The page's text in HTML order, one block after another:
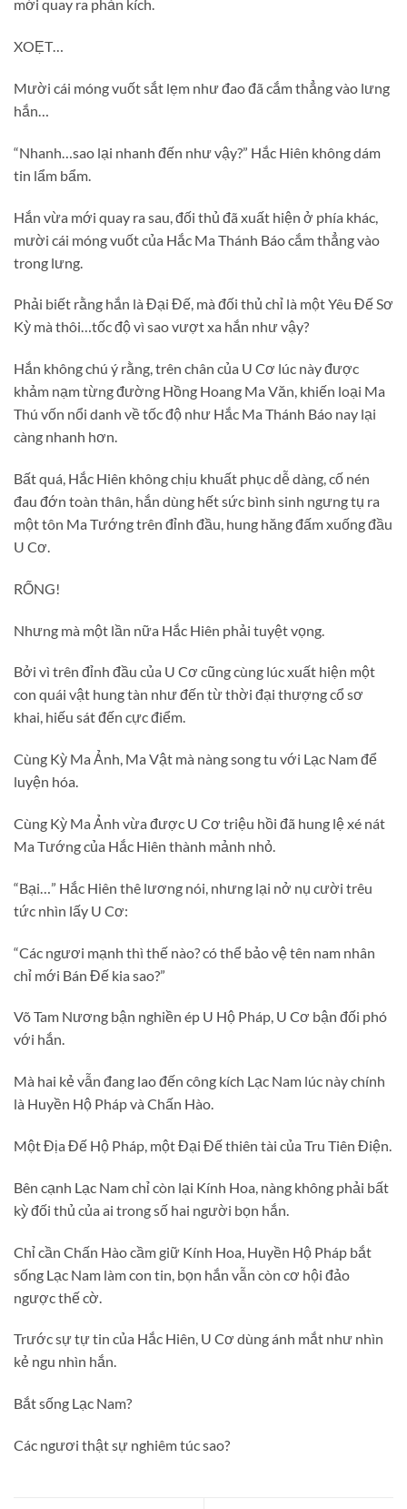
mới quay ra phản kích.
XOẸT…
Mười cái móng vuốt sắt lẹm như đao đã cắm thẳng vào lưng
hắn…
“Nhanh…sao lại nhanh đến như vậy?” Hắc Hiên không dám
tin lẩm bẩm.
Hắn vừa mới quay ra sau, đối thủ đã xuất hiện ở phía khác,
mười cái móng vuốt của Hắc Ma Thánh Báo cắm thẳng vào
trong lưng.
Phải biết rằng hắn là Đại Đế, mà đối thủ chỉ là một Yêu Đế Sơ
Kỳ mà thôi…tốc độ vì sao vượt xa hắn như vậy?
Hắn không chú ý rằng, trên chân của U Cơ lúc này được
khảm nạm từng đường Hồng Hoang Ma Văn, khiến loại Ma
Thú vốn nổi danh về tốc độ như Hắc Ma Thánh Báo nay lại
càng nhanh hơn.
Bất quá, Hắc Hiên không chịu khuất phục dễ dàng, cố nén
đau đớn toàn thân, hắn dùng hết sức bình sinh ngưng tụ ra
một tôn Ma Tướng trên đỉnh đầu, hung hăng đấm xuống đầu
U Cơ.
RỐNG!
Nhưng mà một lần nữa Hắc Hiên phải tuyệt vọng.
Bởi vì trên đỉnh đầu của U Cơ cũng cùng lúc xuất hiện một
con quái vật hung tàn như đến từ thời đại thượng cổ sơ
khai, hiếu sát đến cực điểm.
Cùng Kỳ Ma Ảnh, Ma Vật mà nàng song tu với Lạc Nam để
luyện hóa.
Cùng Kỳ Ma Ảnh vừa được U Cơ triệu hồi đã hung lệ xé nát
Ma Tướng của Hắc Hiên thành mảnh nhỏ.
“Bại…” Hắc Hiên thê lương nói, nhưng lại nở nụ cười trêu
tức nhìn lấy U Cơ:
“Các ngươi mạnh thì thế nào? có thể bảo vệ tên nam nhân
chỉ mới Bán Đế kia sao?”
Võ Tam Nương bận nghiền ép U Hộ Pháp, U Cơ bận đối phó
với hắn.
Mà hai kẻ vẫn đang lao đến công kích Lạc Nam lúc này chính
là Huyền Hộ Pháp và Chấn Hào.
Một Địa Đế Hộ Pháp, một Đại Đế thiên tài của Tru Tiên Điện.
Bên cạnh Lạc Nam chỉ còn lại Kính Hoa, nàng không phải bất
kỳ đối thủ của ai trong số hai người bọn hắn.
Chỉ cần Chấn Hào cầm giữ Kính Hoa, Huyền Hộ Pháp bắt
sống Lạc Nam làm con tin, bọn hắn vẫn còn cơ hội đảo
ngược thế cờ.
Trước sự tự tin của Hắc Hiên, U Cơ dùng ánh mắt như nhìn
kẻ ngu nhìn hắn.
Bắt sống Lạc Nam?
Các ngươi thật sự nghiêm túc sao?